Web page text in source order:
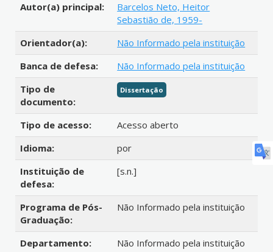
Autor(a) principal:
Barcelos Neto, Heitor
Sebastião de, 1959-
Orientador(a):
Não Informado pela instituição
Banca de defesa:
Não Informado pela instituição
Tipo de
documento:
Dissertação
Tipo de acesso:
Acesso aberto
Idioma:
por
Instituição de
defesa:
[s.n.]
Programa de Pós-
Graduação:
Não Informado pela instituição
Departamento:
Não Informado pela instituição